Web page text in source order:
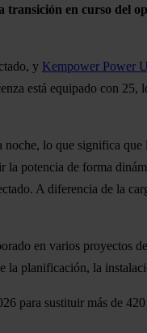
transición en curso del
y Kempower Power
está equipado con 25,
lo que significa
la potencia de forma
A diferencia de la
en varios proyectos
la planificación, la
para sustituir más de